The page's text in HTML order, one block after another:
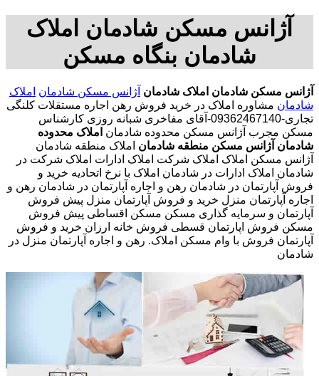
آژانس مسکن شادمان املاک
شادمان بنگاه مسکن
آژانس مسکن شادمان املاک شادمان آژانس مسکن شادمان املاک
شادمان مشاوره املاک در خرید فروش رهن اجاره مستقلات کلنگی
تجاری-09362467140-آقای مفاخری شبانه روزی کارشناس
مسکن مجرب آژانس مسکن محدوده شادمان املاک محدوده
شادمان آژانس مسکن منطقه شادمان املاک منطقه شادمان
آژانس مسکن املاک املاک شرکت املاک ادارات املاک شرکت در
شادمان املاک ادارات در شادمان املاک با نرخ اتحادیه خرید و
فروش آپارتمان در شادمان رهن و اجاره آپارتمان در شادمان رهن و
اجاره آپارتمان منزل خرید و فروش آپارتمان منزل پیش فروش
آپارتمان و سرمایه گذاری مسکن مسکن اقساطی پیش فروش
مسکن فروش اپارتمان قسطی فروش خانه ارزان خرید و فروش
آپارتمان فروش با وام مسکن املاک. رهن و اجاره آپارتمان منزل در
شادمان